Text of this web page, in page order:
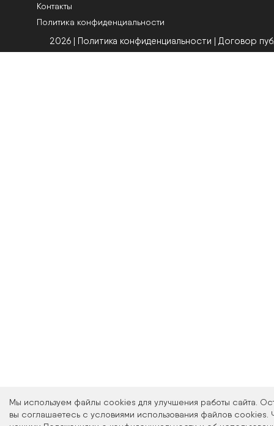
Мы используем файлы cookies для улучшения работы сайта.
вы соглашаетесь с условиями использования файлов cookies.
Контакты
Политика конфиденциальности
2026 | Политика конфиденциальности | Договор